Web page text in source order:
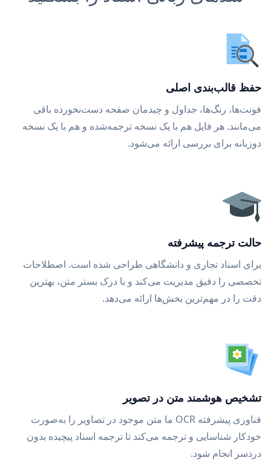
حفظ قالب‌بندی اصلی
فونت‌ها، رنگ‌ها، جداول و چیدمان صفحه دست‌نخورده باقی
می‌مانند. هر فایل هم با یک نسخه ترجمه‌شده و هم با یک نسخه
دوزبانه برای بررسی ارائه می‌شود.
حالت ترجمه پیشرفته
برای اسناد تجاری و دانشگاهی طراحی شده است. اصطلاحات
تخصصی را دقیق مدیریت می‌کند و با درک بستر متن، بهترین
دقت را در مهم‌ترین بخش‌ها ارائه می‌دهد.
تشخیص هوشمند متن در تصویر
فناوری پیشرفته OCR ما متن موجود در تصاویر را به‌صورت
خودکار شناسایی و ترجمه می‌کند تا ترجمه اسناد پیچیده بدون
دردسر انجام شود.